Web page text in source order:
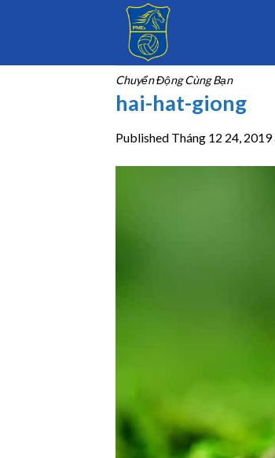
Chuyển Động Cùng Bạn
hai-hat-giong
Published Tháng 12 24, 2019